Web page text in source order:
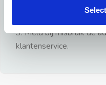
3: Meld bij misbruik de
klantenservice.